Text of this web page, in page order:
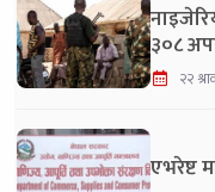
३०८
२२
एभरेष्ट